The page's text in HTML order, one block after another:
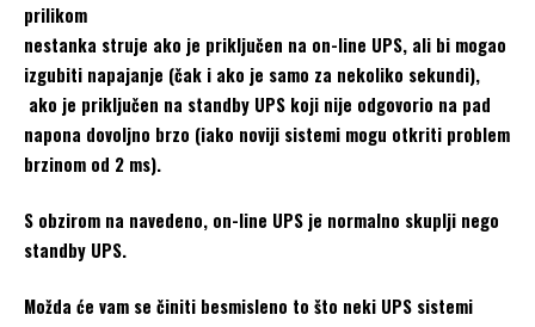
prilikom
nestanka struje ako je priključen na on-line UPS, ali bi mogao
izgubiti napajanje (čak i ako je samo za nekoliko sekundi),
ako je priključen na standby UPS koji nije odgovorio na pad
napona dovoljno brzo (iako noviji sistemi mogu otkriti problem
brzinom od 2 ms).
S obzirom na navedeno, on-line UPS je normalno skuplji nego
standby UPS.
Možda će vam se činiti besmisleno to što neki UPS sistemi